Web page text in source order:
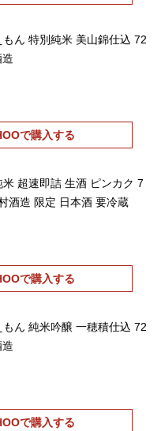
ん 特別純米 美山錦仕込 72
で購入する
超速即詰 生酒 ピンカク 7
酒造 限定 日本酒 要冷蔵
で購入する
ん 純米吟醸 一穂積仕込 72
で購入する